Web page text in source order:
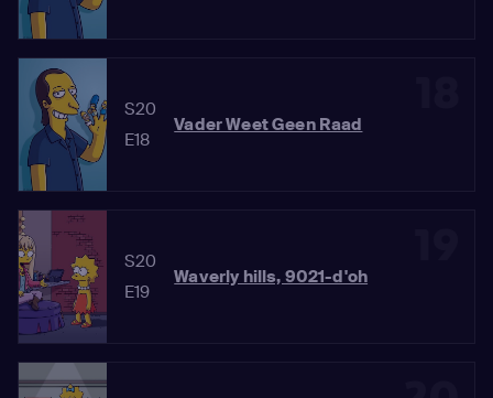
S20
E18
Vader Weet Geen Raad
S20
E19
Waverly hills, 9021-d'oh